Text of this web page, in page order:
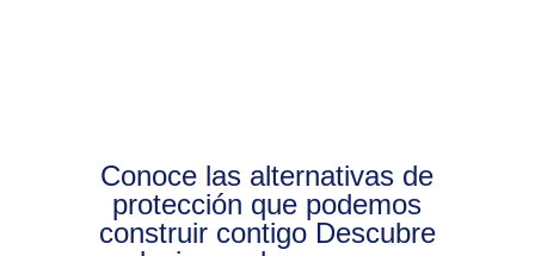
Conoce las alternativas de
protección que podemos
construir contigo Descubre